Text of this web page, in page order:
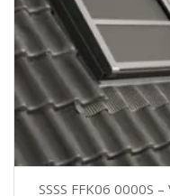
SSSS FFK06 0000S